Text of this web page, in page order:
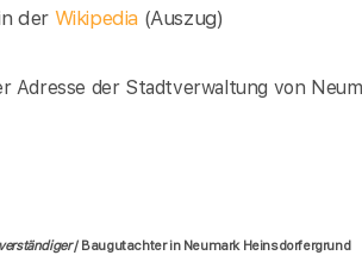
der Wikipedia (Auszug)
Adresse der Stadtverwaltung von
/ Baugutachter in Neumark Heinsdorfergrund